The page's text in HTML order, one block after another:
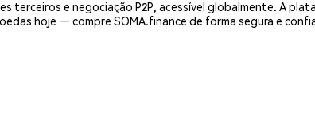
e negociação P2P, acessível globalmente. A
hoje — compre SOMA.finance de forma segura e